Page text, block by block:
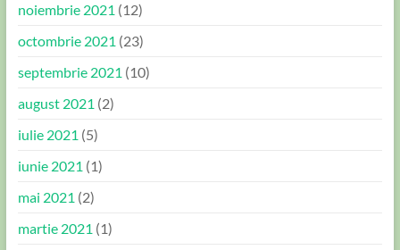
noiembrie 2021 (12)
octombrie 2021 (23)
septembrie 2021 (10)
august 2021 (2)
iulie 2021 (5)
iunie 2021 (1)
mai 2021 (2)
martie 2021 (1)